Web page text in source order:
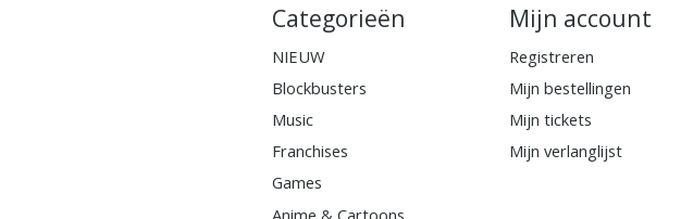
Categorieën
NIEUW
Blockbusters
Music
Franchises
Games
Anime & Cartoons
Mijn account
Registreren
Mijn bestellingen
Mijn tickets
Mijn verlanglijst